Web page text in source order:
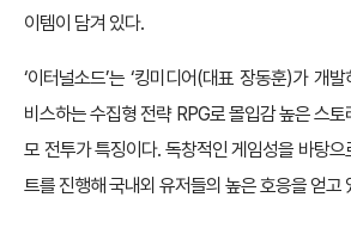
이템이 담겨 있다.
‘이터널소드’는 ‘킹미디어(대표 장동훈)가 개
비스하는 수집형 전략 RPG로 몰입감 높은 스
모 전투가 특징이다. 독창적인 게임성을 바탕으
트를 진행해 국내외 유저들의 높은 호응을 얻고